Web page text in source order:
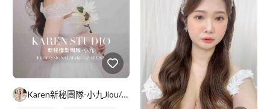
Karen新秘團隊-小九Jiou/整體造型師